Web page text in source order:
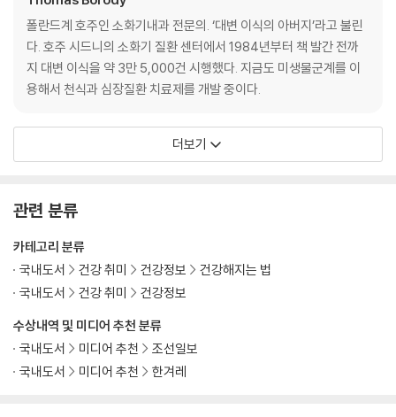
폴란드계 호주인 소화기내과 전문의. ‘대변 이식의 아버지’라고 불린
다. 호주 시드니의 소화기 질환 센터에서 1984년부터 책 발간 전까
지 대변 이식을 약 3만 5,000건 시행했다. 지금도 미생물군계를 이
용해서 천식과 심장질환 치료제를 개발 중이다.
더보기
관련 분류
수상내역 및 미디어 추천 분류
국내도서
미디어 추천
조선일보
국내도서
미디어 추천 한겨레
카테고리 분류
국내도서
건강 취미 건강정보
건강해지는 법
국내도서
건강 취미 건강정보